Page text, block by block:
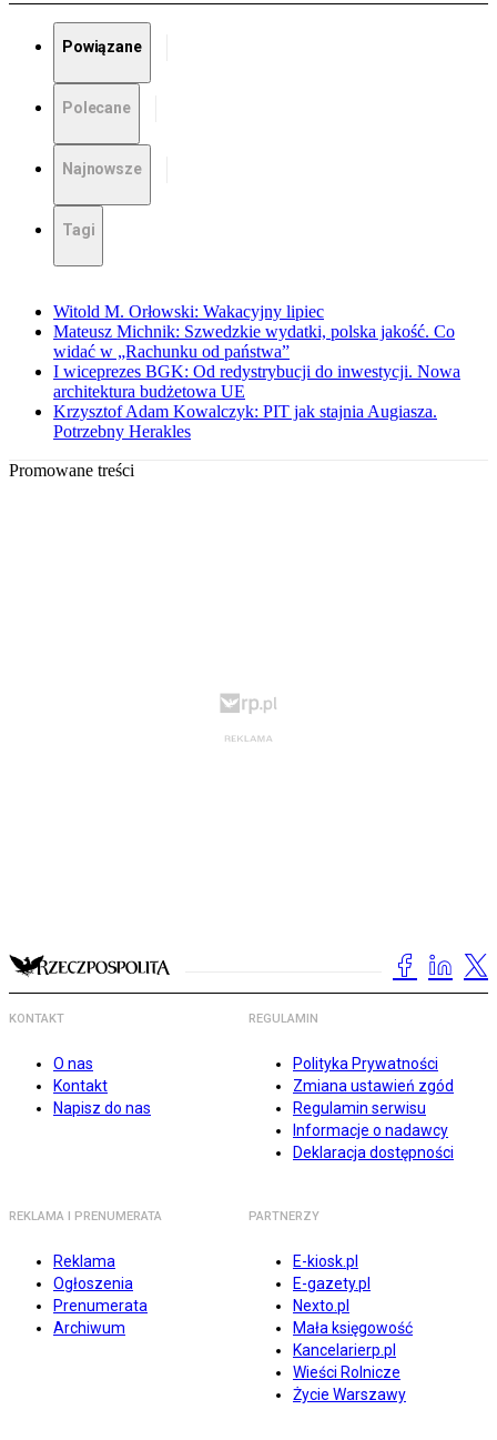
Powiązane
Polecane
Najnowsze
Tagi
Witold M. Orłowski: Wakacyjny lipiec
Mateusz Michnik: Szwedzkie wydatki, polska jakość. Co
widać w „Rachunku od państwa”
I wiceprezes BGK: Od redystrybucji do inwestycji. Nowa
architektura budżetowa UE
Krzysztof Adam Kowalczyk: PIT jak stajnia Augiasza.
Potrzebny Herakles
Promowane treści
KONTAKT
O nas
Kontakt
Napisz do nas
REGULAMIN
Polityka Prywatności
Zmiana ustawień zgód
Regulamin serwisu
Informacje o nadawcy
Deklaracja dostępności
REKLAMA I PRENUMERATA
Reklama
Ogłoszenia
Prenumerata
Archiwum
PARTNERZY
E-kiosk.pl
E-gazety.pl
Nexto.pl
Mała księgowość
Kancelarierp.pl
Wieści Rolnicze
Życie Warszawy